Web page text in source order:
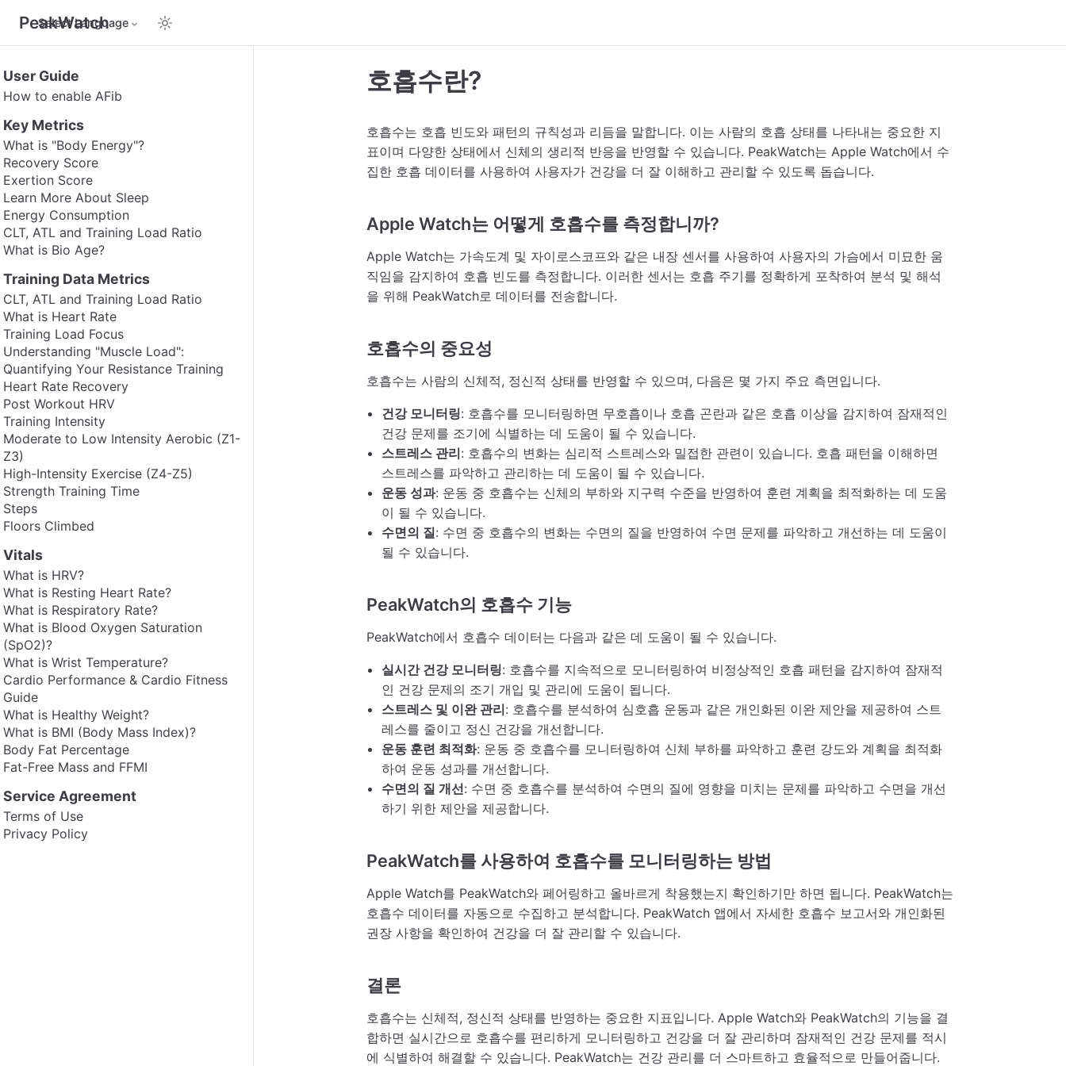
PeakWatch
Select Language
User Guide
How to enable AFib
Key Metrics
What is "Body Energy"?
Recovery Score
Exertion Score
Learn More About Sleep
Energy Consumption
CLT, ATL and Training Load Ratio
What is Bio Age?
Training Data Metrics
CLT, ATL and Training Load Ratio
What is Heart Rate
Training Load Focus
Understanding "Muscle Load":
Quantifying Your Resistance Training
Heart Rate Recovery
Post Workout HRV
Training Intensity
Moderate to Low Intensity Aerobic (Z1-
Z3)
High-Intensity Exercise (Z4-Z5)
Strength Training Time
Steps
Floors Climbed
Vitals
What is HRV?
What is Resting Heart Rate?
What is Respiratory Rate?
What is Blood Oxygen Saturation
(SpO2)?
What is Wrist Temperature?
Cardio Performance & Cardio Fitness
Guide
What is Healthy Weight?
What is BMI (Body Mass Index)?
Body Fat Percentage
Fat-Free Mass and FFMI
Service Agreement
Terms of Use
Privacy Policy
호흡수란?
호흡수는 호흡 빈도와 패턴의 규칙성과 리듬을 말합니다. 이는 사람의 호흡 상태를 나타내는 중요한 지
표이며 다양한 상태에서 신체의 생리적 반응을 반영할 수 있습니다. PeakWatch는 Apple Watch에서 수
집한 호흡 데이터를 사용하여 사용자가 건강을 더 잘 이해하고 관리할 수 있도록 돕습니다.
Apple Watch는 어떻게 호흡수를 측정합니까?
Apple Watch는 가속도계 및 자이로스코프와 같은 내장 센서를 사용하여 사용자의 가슴에서 미묘한 움
직임을 감지하여 호흡 빈도를 측정합니다. 이러한 센서는 호흡 주기를 정확하게 포착하여 분석 및 해석
을 위해 PeakWatch로 데이터를 전송합니다.
호흡수의 중요성
호흡수는 사람의 신체적, 정신적 상태를 반영할 수 있으며, 다음은 몇 가지 주요 측면입니다.
건강 모니터링: 호흡수를 모니터링하면 무호흡이나 호흡 곤란과 같은 호흡 이상을 감지하여 잠재적인
건강 문제를 조기에 식별하는 데 도움이 될 수 있습니다.
스트레스 관리: 호흡수의 변화는 심리적 스트레스와 밀접한 관련이 있습니다. 호흡 패턴을 이해하면
스트레스를 파악하고 관리하는 데 도움이 될 수 있습니다.
운동 성과: 운동 중 호흡수는 신체의 부하와 지구력 수준을 반영하여 훈련 계획을 최적화하는 데 도움
이 될 수 있습니다.
수면의 질: 수면 중 호흡수의 변화는 수면의 질을 반영하여 수면 문제를 파악하고 개선하는 데 도움이
될 수 있습니다.
PeakWatch의 호흡수 기능
PeakWatch에서 호흡수 데이터는 다음과 같은 데 도움이 될 수 있습니다.
실시간 건강 모니터링: 호흡수를 지속적으로 모니터링하여 비정상적인 호흡 패턴을 감지하여 잠재적
인 건강 문제의 조기 개입 및 관리에 도움이 됩니다.
스트레스 및 이완 관리: 호흡수를 분석하여 심호흡 운동과 같은 개인화된 이완 제안을 제공하여 스트
레스를 줄이고 정신 건강을 개선합니다.
운동 훈련 최적화: 운동 중 호흡수를 모니터링하여 신체 부하를 파악하고 훈련 강도와 계획을 최적화
하여 운동 성과를 개선합니다.
수면의 질 개선: 수면 중 호흡수를 분석하여 수면의 질에 영향을 미치는 문제를 파악하고 수면을 개선
하기 위한 제안을 제공합니다.
PeakWatch를 사용하여 호흡수를 모니터링하는 방법
Apple Watch를 PeakWatch와 페어링하고 올바르게 착용했는지 확인하기만 하면 됩니다. PeakWatch는
호흡수 데이터를 자동으로 수집하고 분석합니다. PeakWatch 앱에서 자세한 호흡수 보고서와 개인화된
권장 사항을 확인하여 건강을 더 잘 관리할 수 있습니다.
결론
호흡수는 신체적, 정신적 상태를 반영하는 중요한 지표입니다. Apple Watch와 PeakWatch의 기능을 결
합하면 실시간으로 호흡수를 편리하게 모니터링하고 건강을 더 잘 관리하며 잠재적인 건강 문제를 적시
에 식별하여 해결할 수 있습니다. PeakWatch는 건강 관리를 더 스마트하고 효율적으로 만들어줍니다.